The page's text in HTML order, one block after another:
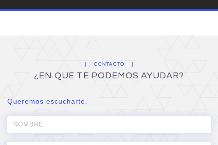
CONTACTO
¿EN QUE TE PODEMOS AYUDAR?
Queremos escucharte.